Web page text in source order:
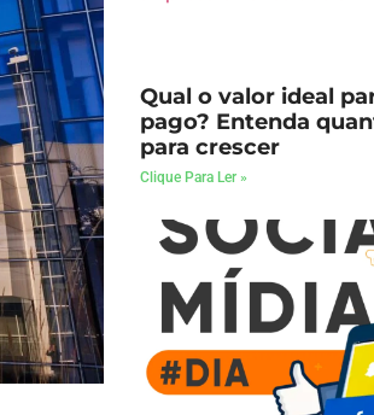
Qual o valor ideal
pago? Entenda
para crescer
Clique Para Ler »